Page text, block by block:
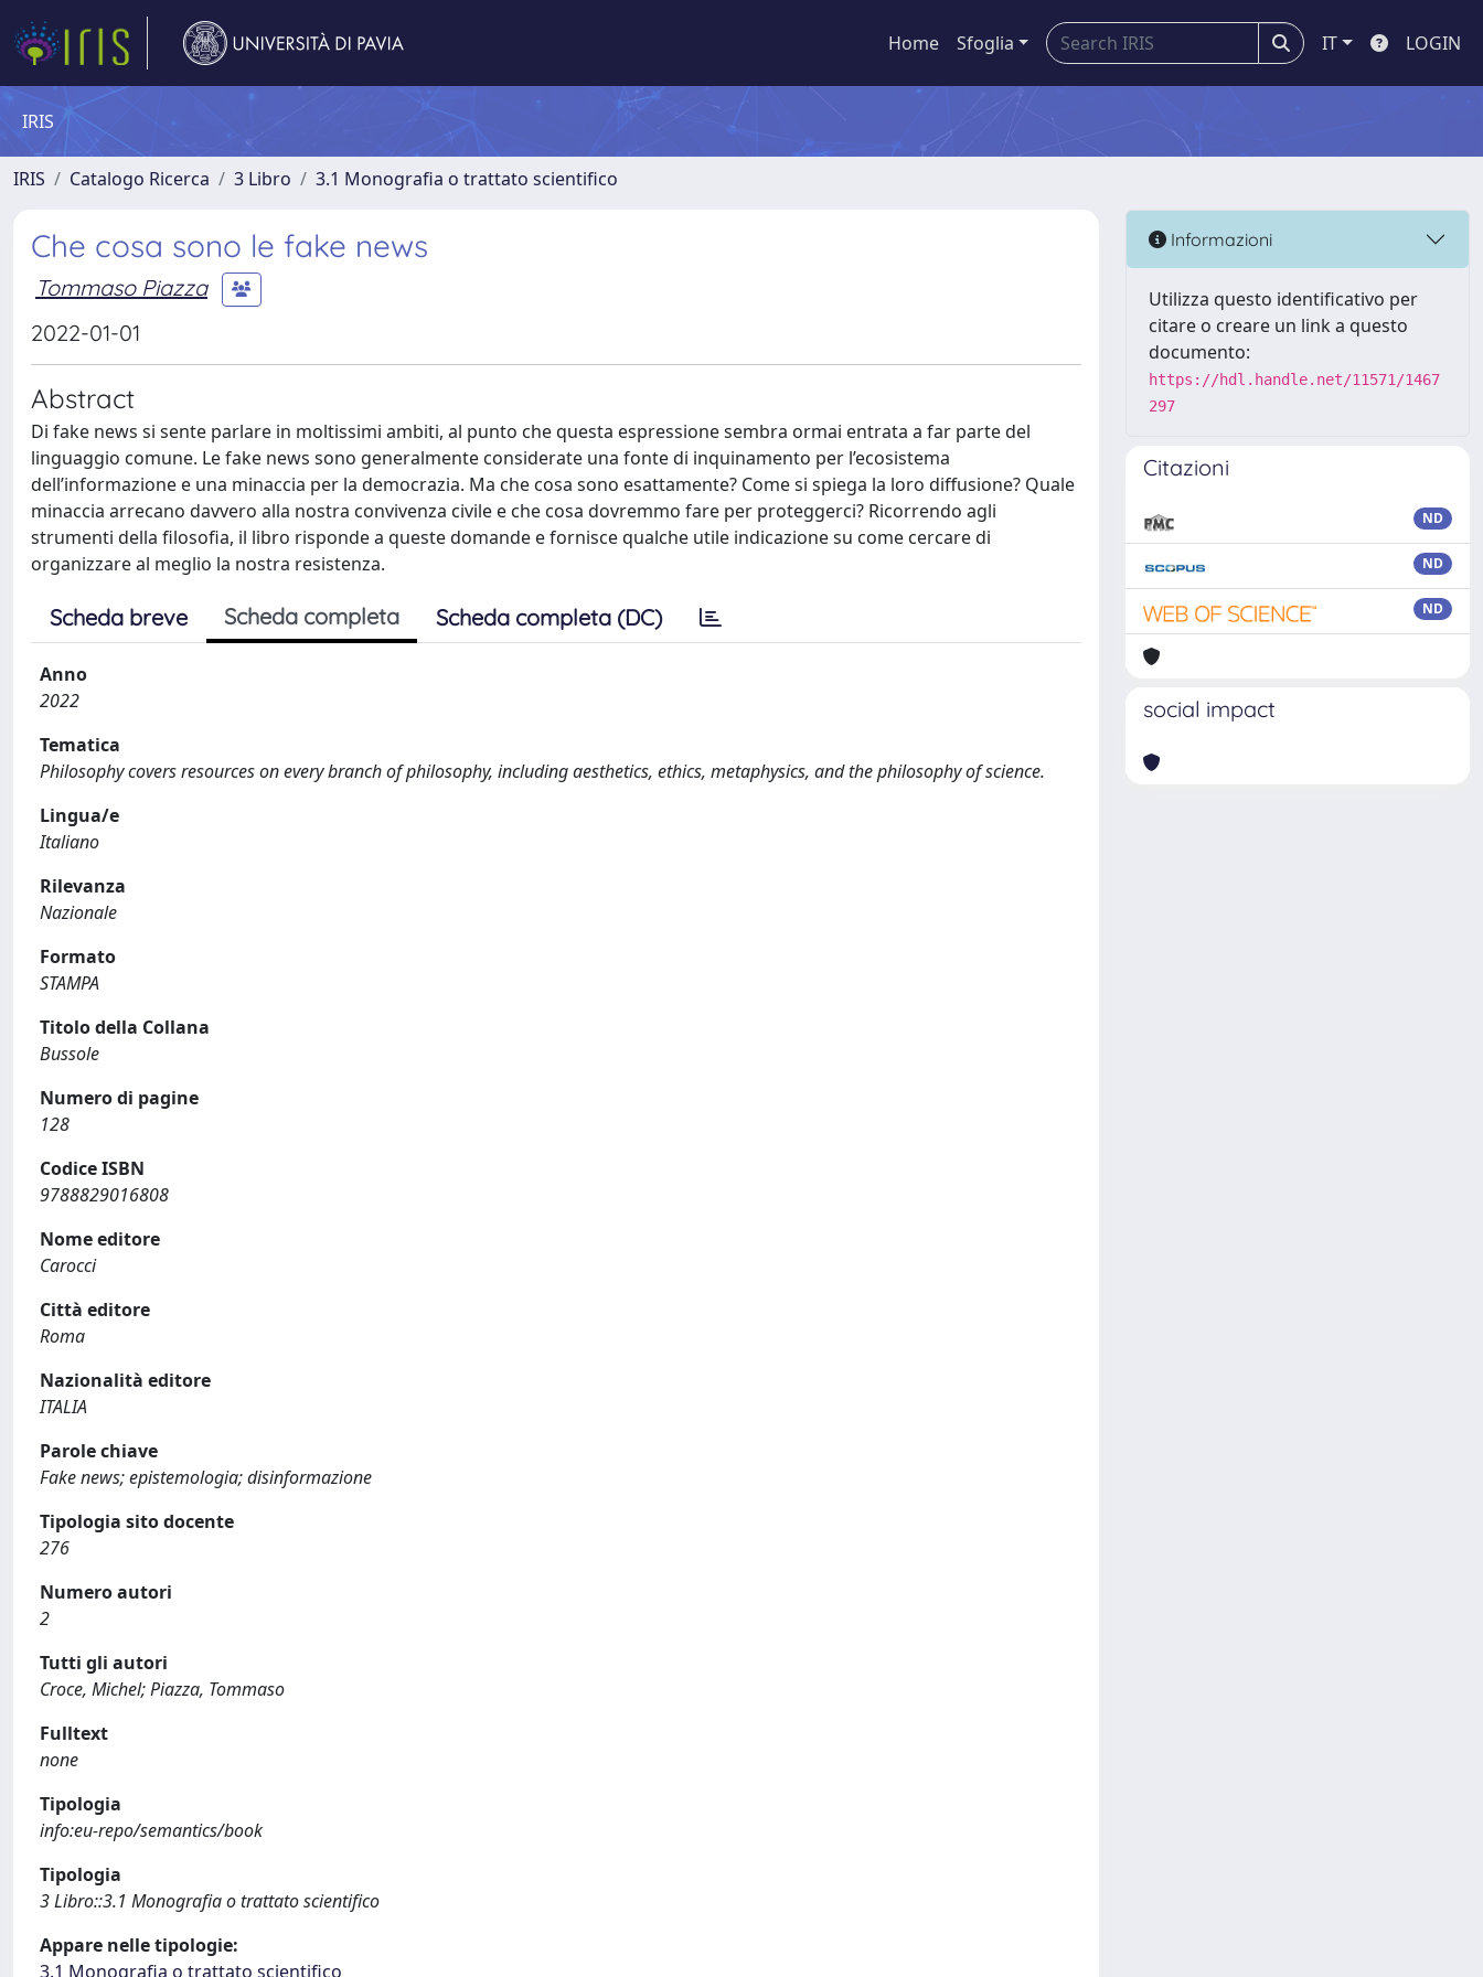
Home Sfoglia IT LOGIN
IRIS
IRIS Catalogo Ricerca 3 Libro 3.1 Monografia o trattato scientifico
Che cosa sono le fake news
Tommaso Piazza
2022-01-01
Abstract
Di fake news si sente parlare in moltissimi ambiti, al punto che questa espressione sembra ormai entrata a far parte del
linguaggio comune. Le fake news sono generalmente considerate una fonte di inquinamento per l’ecosistema
dell’informazione e una minaccia per la democrazia. Ma che cosa sono esattamente? Come si spiega la loro diffusione? Quale
minaccia arrecano davvero alla nostra convivenza civile e che cosa dovremmo fare per proteggerci? Ricorrendo agli
strumenti della filosofia, il libro risponde a queste domande e fornisce qualche utile indicazione su come cercare di
organizzare al meglio la nostra resistenza.
Scheda breve Scheda completa Scheda completa (DC)
Anno
2022
Tematica
Philosophy covers resources on every branch of philosophy, including aesthetics, ethics, metaphysics, and the philosophy of science.
Lingua/e
Italiano
Rilevanza
Nazionale
Formato
STAMPA
Titolo della Collana
Bussole
Numero di pagine
128
Codice ISBN
9788829016808
Nome editore
Carocci
Città editore
Roma
Nazionalità editore
ITALIA
Parole chiave
Fake news; epistemologia; disinformazione
Tipologia sito docente
276
Numero autori
2
Tutti gli autori
Croce, Michel; Piazza, Tommaso
Fulltext
none
Tipologia
info:eu-repo/semantics/book
Tipologia
3 Libro::3.1 Monografia o trattato scientifico
Appare nelle tipologie:
3.1 Monografia o trattato scientifico
Informazioni
Utilizza questo identificativo per
citare o creare un link a questo
documento:
https://hdl.handle.net/11571/1467
297
Citazioni
ND
ND
ND
social impact